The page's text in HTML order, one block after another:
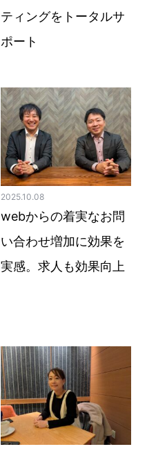
ティングをトータルサ
ポート
2025.10.08
webからの着実なお問
い合わせ増加に効果を
実感。求人も効果向上